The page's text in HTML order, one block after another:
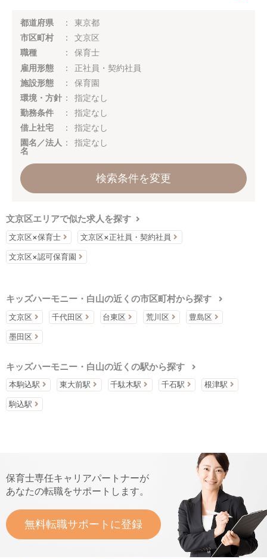
都道府県
東京都
市区町村
文京区
職種
保育士
雇用形態
正社員・契約社員
施設形態
保育園
環境・方針
指定なし
勤務条件
指定なし
借上社宅
指定なし
園名／法人
名
指定なし
検索条件を変更
文京区エリアで似た求人を探す
文京区×保育士 文京区×正社員・契約社員
文京区×認可保育園
キッズハーモニー・白山の近くの市区町村から探す
文京区 千代田区 台東区 荒川区 豊島区
墨田区
キッズハーモニー・白山の近くの駅から探す
本駒込駅 東大前駅 千駄木駅 千石駅 根津駅
駒込駅
保育士専任キャリアパートナーが
あなたの転職をサポートします。
無料転職サポートに登録